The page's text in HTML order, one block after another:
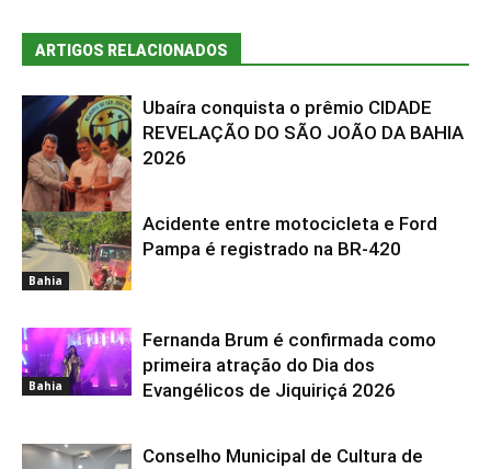
ARTIGOS RELACIONADOS
Bahia
Ubaíra conquista o prêmio CIDADE
REVELAÇÃO DO SÃO JOÃO DA BAHIA
2026
Bahia
Acidente entre motocicleta e Ford
Pampa é registrado na BR-420
Bahia
Fernanda Brum é confirmada como
primeira atração do Dia dos
Evangélicos de Jiquiriçá 2026
Conselho Municipal de Cultura de